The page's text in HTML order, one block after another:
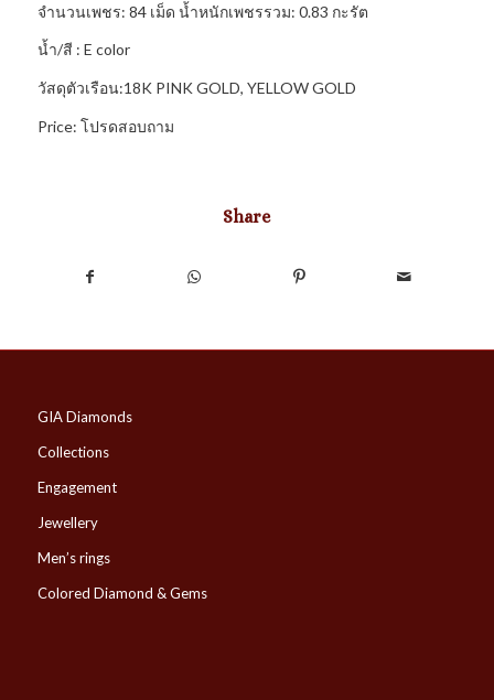
จำนวนเพชร: 84 เม็ด น้ำหนักเพชรรวม: 0.83 กะรัต
น้ำ/สี : E color
วัสดุตัวเรือน:18K PINK GOLD, YELLOW GOLD
Price: โปรดสอบถาม
Share
GIA Diamonds
Collections
Engagement
Jewellery
Men’s rings
Colored Diamond & Gems